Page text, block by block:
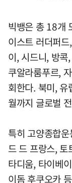
빅뱅은 총 18개
이스트 러더퍼
이, 시드니, 방
쿠알라룸푸르,
회한다. 북미,
월까지 글로벌
특히 고양종합
드 드 프랑스,
타디움, 타이베
이돔 후쿠오카